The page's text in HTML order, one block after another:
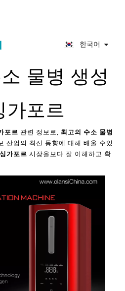
한국어
물병 생성
가포르
포르 관련 정보로, 최고의 수소 물병
산업의 최신 동향에 대해 배울 수있
가포르 시장을보다 잘 이해하고 확